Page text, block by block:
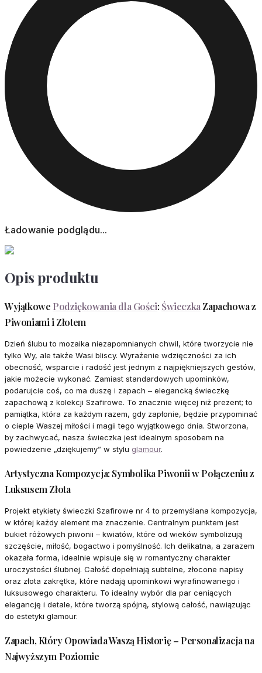
Ładowanie podglądu...
Opis produktu
Wyjątkowe Podziękowania dla Gości: ŚwieczkaZapachowa z
Piwoniami i Złotem
Dzień ślubu to mozaika niezapomnianych chwil, które tworzycie nie
tylko Wy, ale także Wasi bliscy. Wyrażenie wdzięczności za ich
obecność, wsparcie i radość jest jednym z najpiękniejszych gestów,
jakie możecie wykonać. Zamiast standardowych upominków,
podarujcie coś, co ma duszę i zapach – elegancką świeczkę
zapachową z kolekcji Szafirowe. To znacznie więcej niż prezent; to
pamiątka, która za każdym razem, gdy zapłonie, będzie przypominać
o cieple Waszej miłości i magii tego wyjątkowego dnia. Stworzona,
by zachwycać, nasza świeczka jest idealnym sposobem na
powiedzenie „dziękujemy” w stylu glamour.
Artystyczna Kompozycja: Symbolika Piwonii w Połączeniu z
Luksusem Złota
Projekt etykiety świeczki Szafirowe nr 4 to przemyślana kompozycja,
w której każdy element ma znaczenie. Centralnym punktem jest
bukiet różowych piwonii – kwiatów, które od wieków symbolizują
szczęście, miłość, bogactwo i pomyślność. Ich delikatna, a zarazem
okazała forma, idealnie wpisuje się w romantyczny charakter
uroczystości ślubnej. Całość dopełniają subtelne, złocone napisy
oraz złota zakrętka, które nadają upominkowi wyrafinowanego i
luksusowego charakteru. To idealny wybór dla par ceniących
elegancję i detale, które tworzą spójną, stylową całość, nawiązując
do estetyki glamour.
Zapach, Który Opowiada Waszą Historię – Personalizacja na
Najwyższym Poziomie